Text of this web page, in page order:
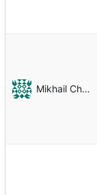
Mikhail Chechnev